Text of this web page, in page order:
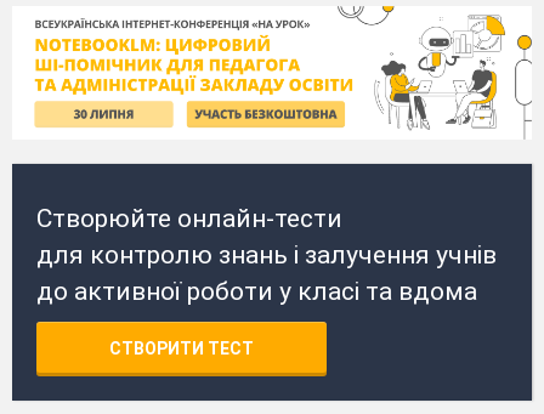
Створюйте онлайн-тести
для контролю знань і залучення учнів
до активної роботи у класі та вдома
СТВОРИТИ ТЕСТ